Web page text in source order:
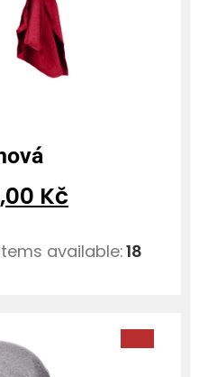
Kč
available:18